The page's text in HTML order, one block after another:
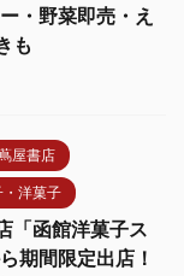
・野菜即売・え
も
屋書店
洋菓子
「函館洋菓子ス
期間限定出店！